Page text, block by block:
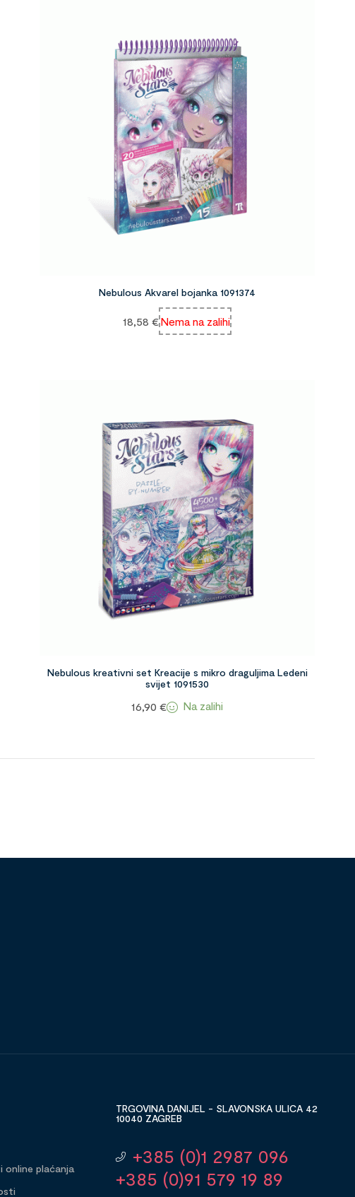
Nebulous Akvarel bojanka 1091374
18,58 €Nema na zalihi
Nebulous kreativni set Kreacije s mikro draguljima Ledeni
svijet 1091530
16,90 € Na zalihi
online plaćanja
TRGOVINA DANIJEL - SLAVONSKA ULICA 42
10040 ZAGREB
+385 (0)1 2987 096
+385 (0)91 579 19 89